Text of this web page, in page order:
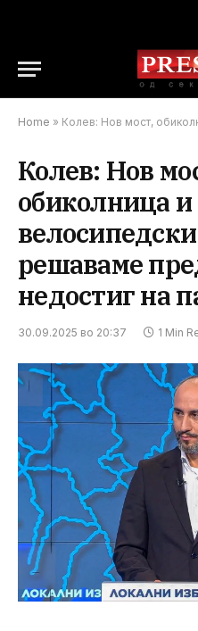
Home » Колев: Нов мост, обиколница и нови
Колев: Нов
обиколница
решаваме
недостиг на
30.09.2025 во 20:37 1 Min